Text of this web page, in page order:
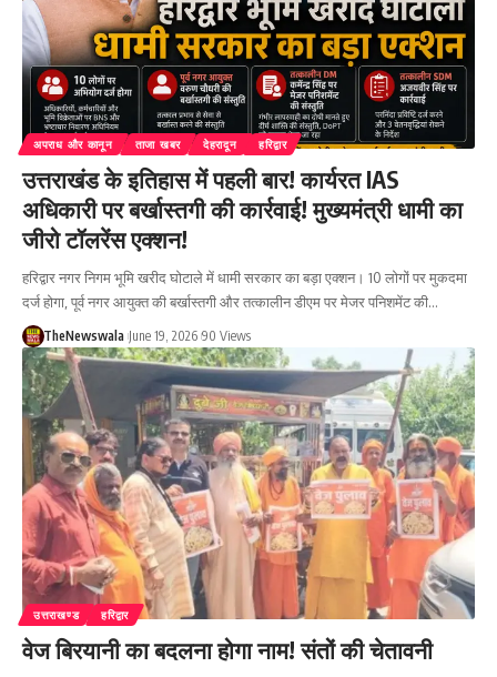
अपराध और कानून ताजा खबर देहरादून हरिद्वार
उत्तराखंड के इतिहास में पहली बार! कार्यरत IAS
अधिकारी पर बर्खास्तगी की कार्रवाई! मुख्यमंत्री धामी का
जीरो टॉलरेंस एक्शन!
हरिद्वार नगर निगम भूमि खरीद घोटाले में धामी सरकार का बड़ा एक्शन। 10 लोगों पर मुकदमा
दर्ज होगा, पूर्व नगर आयुक्त की बर्खास्तगी और तत्कालीन डीएम पर मेजर पनिशमेंट की…
TheNewswala June 19, 2026 90 Views
उत्तराखण्ड हरिद्वार
वेज बिरयानी का बदलना होगा नाम! संतों की चेतावनी